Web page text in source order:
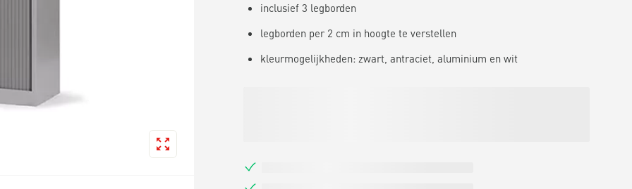
inclusief 3 legborden
legborden per 2 cm in hoogte te verstellen
kleurmogelijkheden: zwart, antraciet, aluminium en wit